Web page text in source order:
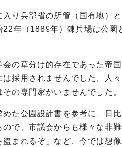
り兵部省の所管（国有地）
年（1889年）錬兵場は公園
の草分け的存在であった帝
採用されませんでした。人
の専門家がいませんでした。
た公園設計書を参考に、日
で、市議会からも様々な非
まれるぞ」など、今では想